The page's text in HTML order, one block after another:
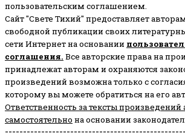
пользовательским соглашением.
Сайт "Свете Тихий" предоставляет
свободной публикации своих
сети Интернет на основании
соглашения. Все авторские права на
принадлежат авторам и охраняются
произведений возможна только с
которому вы можете обратиться на его
Ответственность за тексты произведений
самостоятельно на основании